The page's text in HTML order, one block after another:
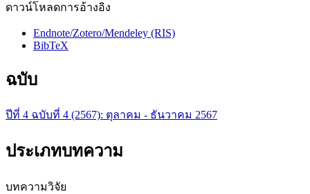
ดาวน์โหลดการอ้างอิง
Endnote/Zotero/Mendeley (RIS)
BibTeX
ฉบับ
ปีที่ 4 ฉบับที่ 4 (2567): ตุลาคม - ธันวาคม 2567
ประเภทบทความ
บทความวิจัย